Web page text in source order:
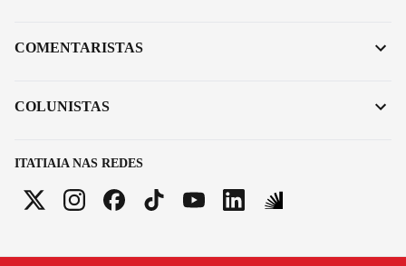
ITATIAIA NAS REDES
COMENTARISTAS
COLUNISTAS